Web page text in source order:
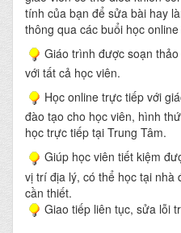
tính của bạn để sửa bài hay
thông qua các buổi học
Giáo trình được soạn
với tất cả học viên.
Học online trực tiếp với
đào tạo cho học viên, hình
học trực tiếp tại Trung Tâm.
Giúp học viên tiết kiệm
vị trí địa lý, có thể học tại
cần thiết.
Giao tiếp liên tục, sửa lỗi